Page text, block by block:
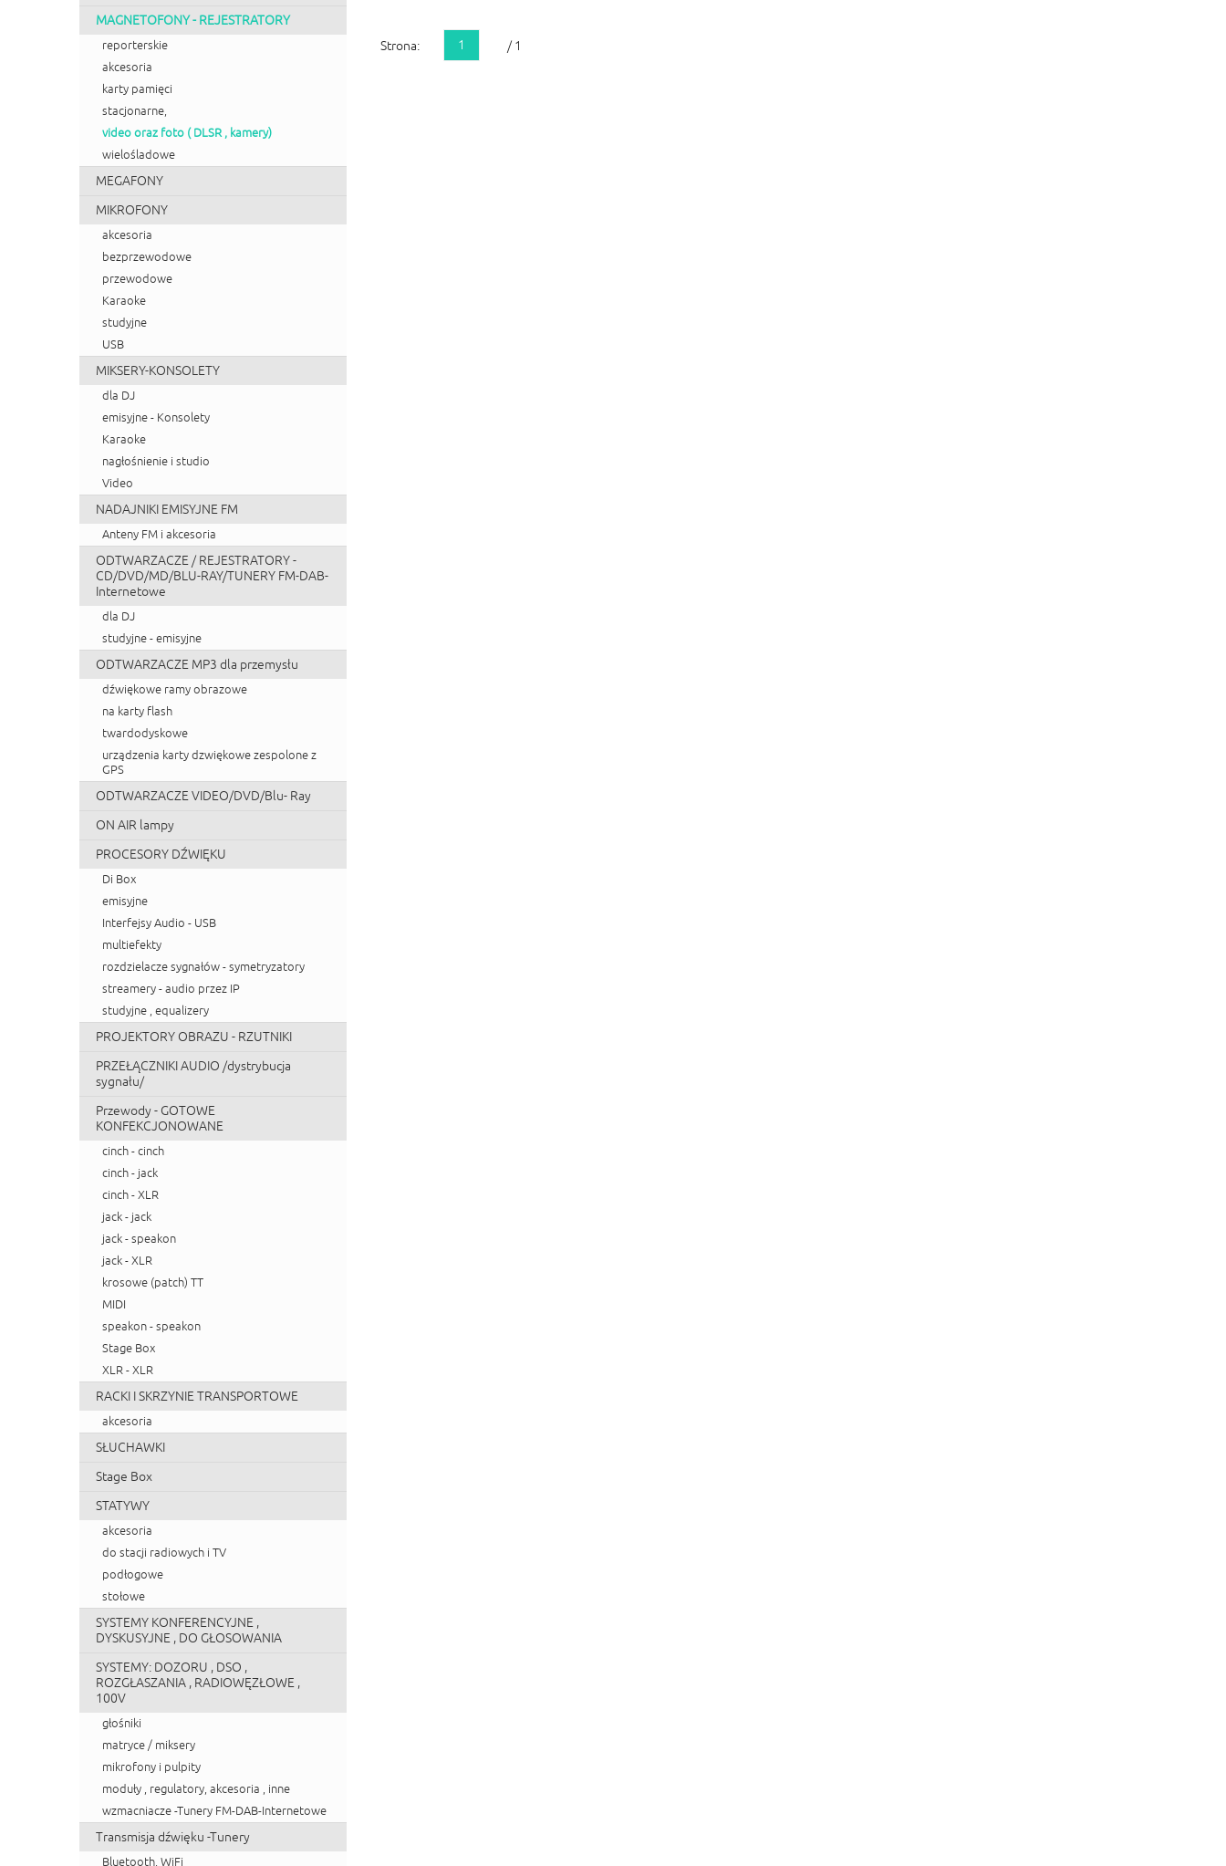
MAGNETOFONY - REJESTRATORY
reporterskie
akcesoria
karty pamięci
stacjonarne,
video oraz foto ( DLSR , kamery)
wielośladowe
MEGAFONY
MIKROFONY
akcesoria
bezprzewodowe
przewodowe
Karaoke
studyjne
USB
MIKSERY-KONSOLETY
dla DJ
emisyjne - Konsolety
Karaoke
nagłośnienie i studio
Video
NADAJNIKI EMISYJNE FM
Anteny FM i akcesoria
ODTWARZACZE / REJESTRATORY -
CD/DVD/MD/BLU-RAY/TUNERY FM-DAB-
Internetowe
dla DJ
studyjne - emisyjne
ODTWARZACZE MP3 dla przemysłu
dźwiękowe ramy obrazowe
na karty flash
twardodyskowe
urządzenia karty dzwiękowe zespolone z
GPS
ODTWARZACZE VIDEO/DVD/Blu- Ray
ON AIR lampy
PROCESORY DŹWIĘKU
Di Box
emisyjne
Interfejsy Audio - USB
multiefekty
rozdzielacze sygnałów - symetryzatory
streamery - audio przez IP
studyjne , equalizery
PROJEKTORY OBRAZU - RZUTNIKI
PRZEŁĄCZNIKI AUDIO /dystrybucja
sygnału/
Przewody - GOTOWE
KONFEKCJONOWANE
cinch - cinch
cinch - jack
cinch - XLR
jack - jack
jack - speakon
jack - XLR
krosowe (patch) TT
MIDI
speakon - speakon
Stage Box
XLR - XLR
RACKI I SKRZYNIE TRANSPORTOWE
akcesoria
SŁUCHAWKI
Stage Box
STATYWY
akcesoria
do stacji radiowych i TV
podłogowe
stołowe
SYSTEMY KONFERENCYJNE ,
DYSKUSYJNE , DO GŁOSOWANIA
SYSTEMY: DOZORU , DSO ,
ROZGŁASZANIA , RADIOWĘZŁOWE ,
100V
głośniki
matryce / miksery
mikrofony i pulpity
moduły , regulatory, akcesoria , inne
wzmacniacze -Tunery FM-DAB-Internetowe
Transmisja dźwięku -Tunery
Bluetooth, WiFi
Strona: 1 / 1